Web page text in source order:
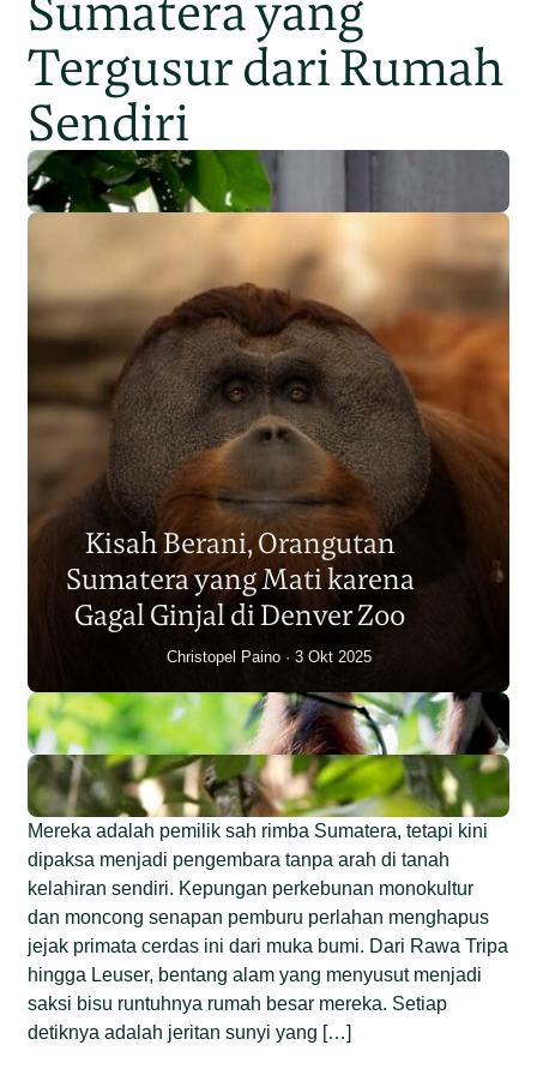
Tergusur dari Rumah
Sendiri
Populasi Orangutan
Sumatera Berkurang 2.700
Individu dalam Satu Dekade?
Junaidi Hanafiah 14 Jul 2026
Kisah Berani, Orangutan
Sumatera yang Mati karena
Gagal Ginjal di Denver Zoo
Christopel Paino 3 Okt 2025
Mereka adalah pemilik sah rimba Sumatera, tetapi kini
dipaksa menjadi pengembara tanpa arah di tanah
kelahiran sendiri. Kepungan perkebunan monokultur
dan moncong senapan pemburu perlahan menghapus
jejak primata cerdas ini dari muka bumi. Dari Rawa Tripa
hingga Leuser, bentang alam yang menyusut menjadi
saksi bisu runtuhnya rumah besar mereka. Setiap
detiknya adalah jeritan sunyi yang […]